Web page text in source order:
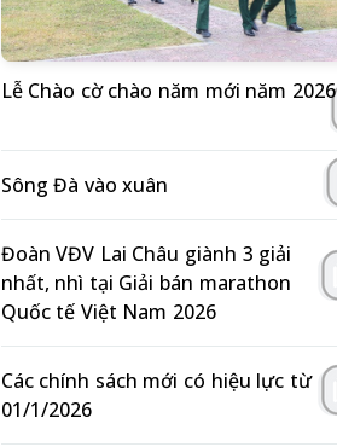
Lễ Chào cờ chào năm mới năm 2026
Sông Đà vào xuân
Đoàn VĐV Lai Châu giành 3 giải
nhất, nhì tại Giải bán marathon
Quốc tế Việt Nam 2026
Các chính sách mới có hiệu lực từ
01/1/2026